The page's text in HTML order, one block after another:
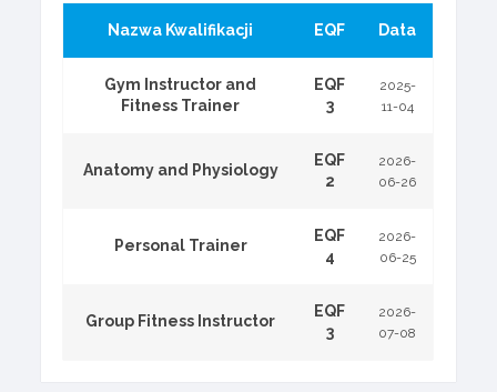
Nazwa Kwalifikacji EQF Data
Gym Instructor and
Fitness Trainer
EQF
3
2025-
11-04
Anatomy and Physiology
EQF
2
2026-
06-26
Personal Trainer
EQF
4
2026-
06-25
Group Fitness Instructor
EQF
3
2026-
07-08